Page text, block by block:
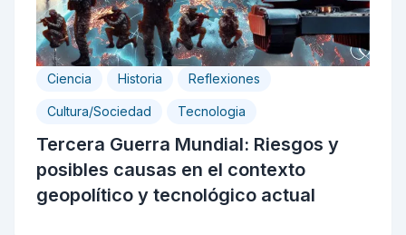
Ciencia Historia Reflexiones
Cultura/Sociedad Tecnologia
Tercera Guerra Mundial: Riesgos y
posibles causas en el contexto
geopolítico y tecnológico actual